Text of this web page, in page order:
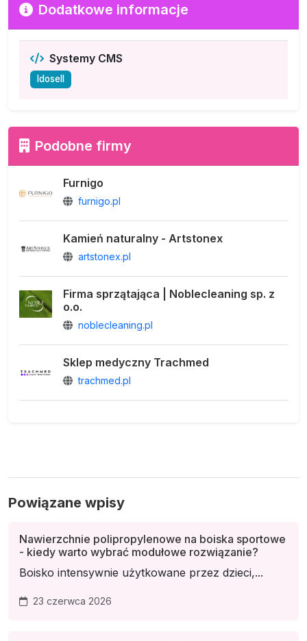
Dodatkowe informacje
Systemy CMS
Idosell
Podobne firmy
Furnigo
furnigo.pl
Kamień naturalny - Artstonex
artstonex.pl
Firma sprzątająca | Noblecleaning sp. z
o.o.
noblecleaning.pl
Sklep medyczny Trachmed
trachmed.pl
Powiązane wpisy
Nawierzchnie polipropylenowe na boiska sportowe
- kiedy warto wybrać modułowe rozwiązanie?
Boisko intensywnie użytkowane przez dzieci,...
23 czerwca 2026